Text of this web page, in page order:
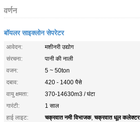
वर्णन
बॉयलर साइक्लोन सेपरेटर
आवेदन:
मशीनरी उद्योग
संरचना:
पानी की नाली
वजन:
5 ~ 50ton
दबाव:
420 - 1400 पैसे
वायु क्षमता:
370-14630m3 / घंटा
गारंटी:
1 साल
हाई लाइट:
चक्रवात नमी विभाजक,चक्रवात धूल कलेक्टर